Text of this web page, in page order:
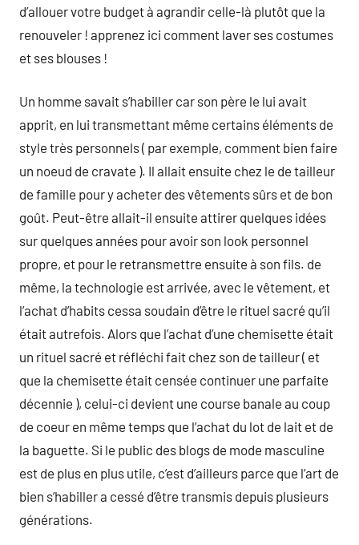
d’allouer votre budget à agrandir celle-là plutôt que la
renouveler ! apprenez ici comment laver ses costumes
et ses blouses !
Un homme savait s’habiller car son père le lui avait
apprit, en lui transmettant même certains éléments de
style très personnels ( par exemple, comment bien faire
un noeud de cravate ). Il allait ensuite chez le de tailleur
de famille pour y acheter des vêtements sûrs et de bon
goût. Peut-être allait-il ensuite attirer quelques idées
sur quelques années pour avoir son look personnel
propre, et pour le retransmettre ensuite à son fils. de
même, la technologie est arrivée, avec le vêtement, et
l’achat d’habits cessa soudain d’être le rituel sacré qu’il
était autrefois. Alors que l’achat d’une chemisette était
un rituel sacré et réfléchi fait chez son de tailleur ( et
que la chemisette était censée continuer une parfaite
décennie ), celui-ci devient une course banale au coup
de coeur en même temps que l’achat du lot de lait et de
la baguette. Si le public des blogs de mode masculine
est de plus en plus utile, c’est d’ailleurs parce que l’art de
bien s’habiller a cessé d’être transmis depuis plusieurs
générations.